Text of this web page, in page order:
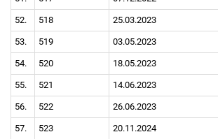
52. 518 25.03.2023
53. 519 03.05.2023
54. 520 18.05.2023
55. 521 14.06.2023
56. 522 26.06.2023
57. 523 20.11.2024